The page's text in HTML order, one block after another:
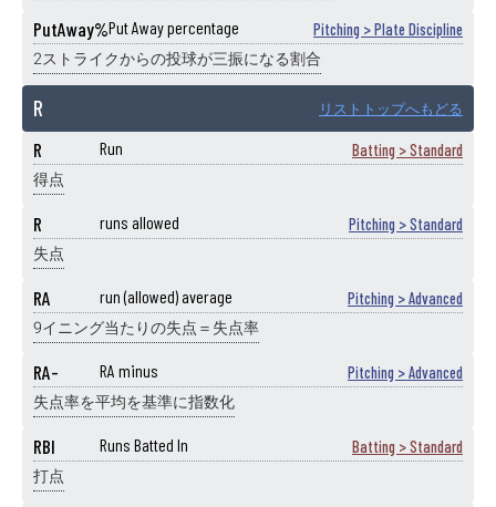
PutAway%Put Away percentage Pitching > Plate Discipline
2ストライクからの投球が三振になる割合
R リストトップへもどる
R Run Batting > Standard
得点
R runs allowed Pitching > Standard
失点
RA run (allowed) average Pitching > Advanced
9イニング当たりの失点＝失点率
RA- RA minus Pitching > Advanced
失点率を平均を基準に指数化
RBI Runs Batted In Batting > Standard
打点